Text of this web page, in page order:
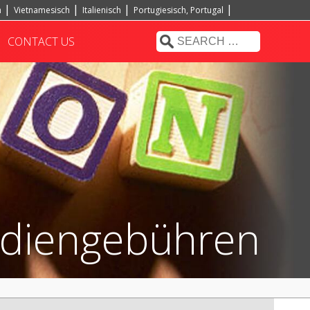
Vietnamesisch Italienisch
Portugiesisch, Portugal
CONTACT US